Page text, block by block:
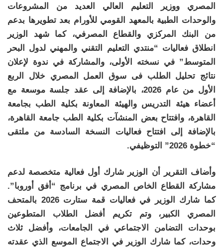
المصري ووزير التعليم العالي العديد من المشروعات
والوحدات الطبية بالمعهد القومي للأورام بعد تطويرها بدعم
من البنك المركزي والقطاع المصرفي، كما شهد الوزير
انطلاق فعاليات “منتدي التعليم التقني والمهني لدول البحر
المتوسط” في نسخته الأولى، والمشاركة في ندوة لإعلان
نتائج تحليل الطلب فى سوق العمل المصري خلال الربع
الأول من عام 2026، بالإضافة إلى عقد جلسة موسعة مع
أعضاء هيئة التدريس والهيئة المعاونة بكلية الطب بجامعة
القاهرة، وافتتاح بعض المنشآت بكلية الطب جامعة القاهرة،
بالإضافة إلى افتتاح فعاليات النسخة السادسة من ملتقى
“خطوة 2026” التوظيفي.
وأضاف التقرير أن الوزير شارك أول فعالية متخصصة لدعم
مشاركة القطاع الخاص المصري في برنامج “أفق أوروبا”.
كما شارك الوزير في فعاليات قمة ستارت 2026 بالمتحف
المصري الكبير، وتم تكريم أفضل الطلاب المتطوعين
بوحدات التضامن الاجتماعي في الجامعات، وأفضل ثلاث
وحدات، كما شارك الوزير في الاجتماع الموسع الذي عقدته